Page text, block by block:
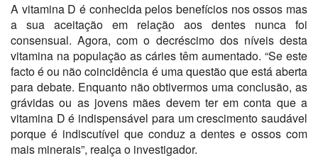
A vitamina D é conhecida pelos benefícios nos ossos mas
a sua aceitação em relação aos dentes nunca foi
consensual. Agora, com o decréscimo dos níveis desta
vitamina na população as cáries têm aumentado. “Se este
facto é ou não coincidência é uma questão que está aberta
para debate. Enquanto não obtivermos uma conclusão, as
grávidas ou as jovens mães devem ter em conta que a
vitamina D é indispensável para um crescimento saudável
porque é indiscutível que conduz a dentes e ossos com
mais minerais”, realça o investigador.